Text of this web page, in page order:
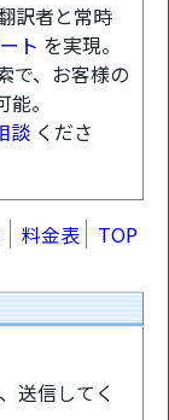
訳者と常時
ト を実現。
で、お客様の
。
談 くださ
料金表 TOP
送信してく